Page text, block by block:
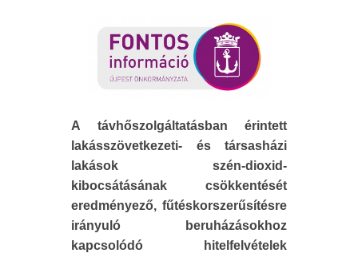
A távhőszolgáltatásban érintett
lakásszövetkezeti- és társasházi
lakások szén-dioxid-
kibocsátásának csökkentését
eredményező, fűtéskorszerűsítésre
irányuló beruházásokhoz
kapcsolódó hitelfelvételek